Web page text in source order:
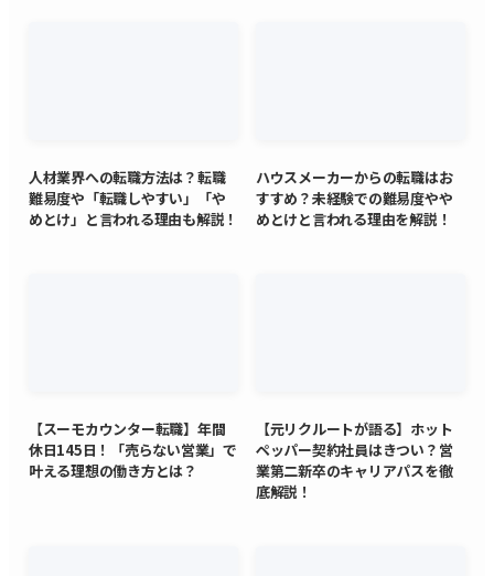
人材業界への転職方法は？転職
難易度や「転職しやすい」「や
めとけ」と言われる理由も解説！
ハウスメーカーからの転職はお
すすめ？未経験での難易度やや
めとけと言われる理由を解説！
【スーモカウンター転職】年間
休日145日！「売らない営業」で
叶える理想の働き方とは？
【元リクルートが語る】ホット
ペッパー契約社員はきつい？営
業第二新卒のキャリアパスを徹
底解説！